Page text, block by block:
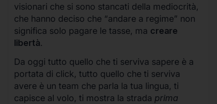
visionari che si sono stancati della mediocrità,
che hanno deciso che “andare a regime” non
significa solo pagare le tasse, ma creare
libertà.
Da oggi tutto quello che ti serviva sapere è a
portata di click, tutto quello che ti serviva
avere è un team che parla la tua lingua, ti
capisce al volo, ti mostra la strada prima